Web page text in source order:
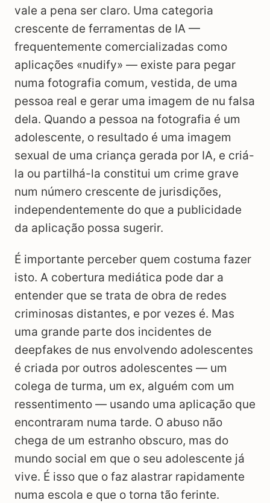
vale a pena ser claro. Uma categoria
crescente de ferramentas de IA —
frequentemente comercializadas como
aplicações «nudify» — existe para pegar
numa fotografia comum, vestida, de uma
pessoa real e gerar uma imagem de nu falsa
dela. Quando a pessoa na fotografia é um
adolescente, o resultado é uma imagem
sexual de uma criança gerada por IA, e criá-
la ou partilhá-la constitui um crime grave
num número crescente de jurisdições,
independentemente do que a publicidade
da aplicação possa sugerir.
É importante perceber quem costuma fazer
isto. A cobertura mediática pode dar a
entender que se trata de obra de redes
criminosas distantes, e por vezes é. Mas
uma grande parte dos incidentes de
deepfakes de nus envolvendo adolescentes
é criada por outros adolescentes — um
colega de turma, um ex, alguém com um
ressentimento — usando uma aplicação que
encontraram numa tarde. O abuso não
chega de um estranho obscuro, mas do
mundo social em que o seu adolescente já
vive. É isso que o faz alastrar rapidamente
numa escola e que o torna tão ferinte.